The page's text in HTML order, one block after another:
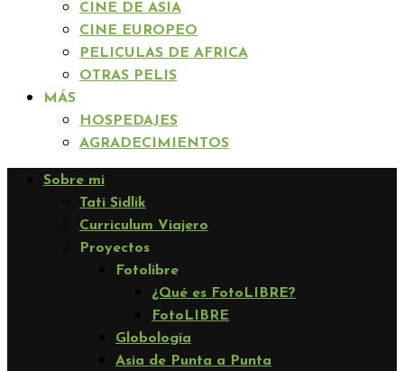
CINE DE ASIA
CINE EUROPEO
PELICULAS DE AFRICA
OTRAS PELIS
MÁS
HOSPEDAJES
AGRADECIMIENTOS
Sobre mi
Tati Sidlik
Curriculum Viajero
Proyectos
Fotolibre
¿Qué es FotoLIBRE?
FotoLIBRE
Globología
Asia de Punta a Punta